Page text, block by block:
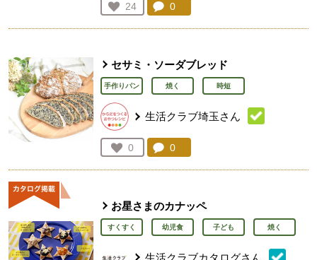
お気に入り登録：
24
人が登録
コメント：
0
セサミ・ソーダブレッド
手作りパン 焼く 時短
生活クラブ埼玉さん
お気に入り登録：
0
人が登録
コメント：
0
お星さまのカナッペ
すくすく 幼児食 子ども 焼く
生活クラブカタログさん